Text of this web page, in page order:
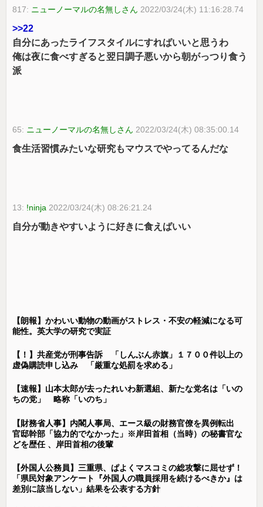
817: ニューノーマルの名無しさん 2022/03/24(木) 11:16:28.74
>>22
自分にあったライフスタイルにすればいいと思うわ
俺は夜に食べすぎると翌日調子悪いから朝がっつり食う
派
65: ニューノーマルの名無しさん 2022/03/24(木) 08:35:00.14
食生活習慣みたいな研究もマウスでやってるんだな
13: !ninja 2022/03/24(木) 08:26:21.24
自分が動きやすいように好きに食えばいい
【朗報】かわいい動物の動画がストレス・不安の軽減になる可
能性。英大学の研究で実証
【！】共産党が刑事告訴 「しんぶん赤旗」１７００件以上の
虚偽購読申し込み 「厳重な処罰を求める」
【速報】山本太郎が去ったれいわ新選組、新たな党名は「いの
ちの党」 略称「いのち」
【財務省人事】内閣人事局、エース級の財務官僚を異例転出
官邸幹部「協力的でなかった」※岸田首相（当時）の秘書官な
どを歴任 、岸田首相の後輩
【外国人公務員】三重県、ぱよくマスコミの総攻撃に屈せず！
「県民対象アンケート『外国人の職員採用を続けるべきか』は
差別に該当しない」結果を公表する方針